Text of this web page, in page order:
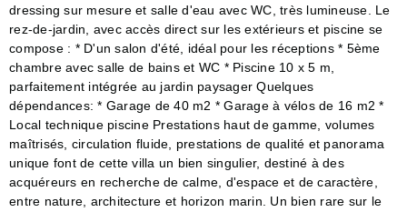
dressing sur mesure et salle d'eau avec WC, très lumineuse. Le
rez-de-jardin, avec accès direct sur les extérieurs et piscine se
compose : * D'un salon d'été, idéal pour les réceptions * 5ème
chambre avec salle de bains et WC * Piscine 10 x 5 m,
parfaitement intégrée au jardin paysager Quelques
dépendances: * Garage de 40 m2 * Garage à vélos de 16 m2 *
Local technique piscine Prestations haut de gamme, volumes
maîtrisés, circulation fluide, prestations de qualité et panorama
unique font de cette villa un bien singulier, destiné à des
acquéreurs en recherche de calme, d'espace et de caractère,
entre nature, architecture et horizon marin. Un bien rare sur le